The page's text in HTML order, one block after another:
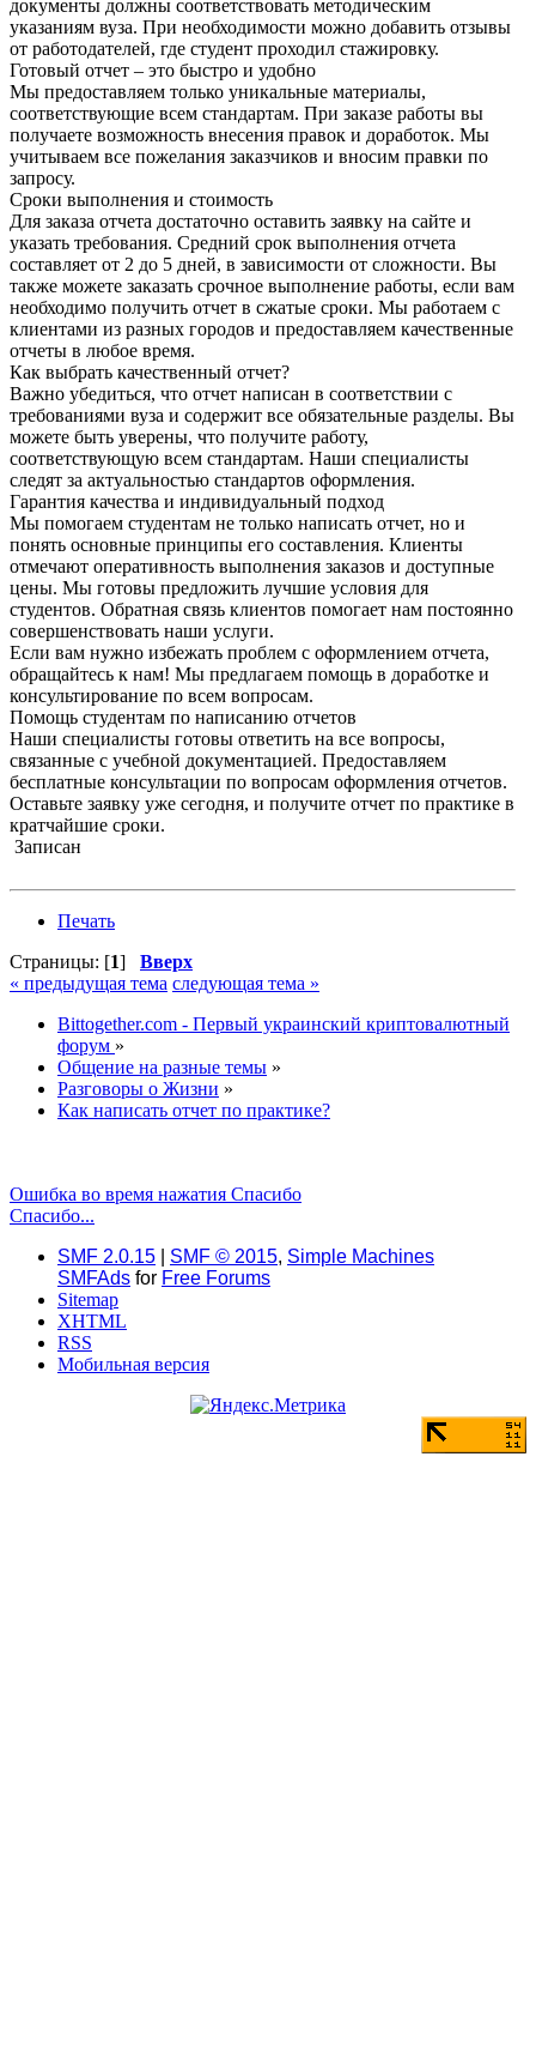
документы должны соответствовать методическим
указаниям вуза. При необходимости можно добавить отзывы
от работодателей, где студент проходил стажировку.
Готовый отчет – это быстро и удобно
Мы предоставляем только уникальные материалы,
соответствующие всем стандартам. При заказе работы вы
получаете возможность внесения правок и доработок. Мы
учитываем все пожелания заказчиков и вносим правки по
запросу.
Сроки выполнения и стоимость
Для заказа отчета достаточно оставить заявку на сайте и
указать требования. Средний срок выполнения отчета
составляет от 2 до 5 дней, в зависимости от сложности. Вы
также можете заказать срочное выполнение работы, если вам
необходимо получить отчет в сжатые сроки. Мы работаем с
клиентами из разных городов и предоставляем качественные
отчеты в любое время.
Как выбрать качественный отчет?
Важно убедиться, что отчет написан в соответствии с
требованиями вуза и содержит все обязательные разделы. Вы
можете быть уверены, что получите работу,
соответствующую всем стандартам. Наши специалисты
следят за актуальностью стандартов оформления.
Гарантия качества и индивидуальный подход
Мы помогаем студентам не только написать отчет, но и
понять основные принципы его составления. Клиенты
отмечают оперативность выполнения заказов и доступные
цены. Мы готовы предложить лучшие условия для
студентов. Обратная связь клиентов помогает нам постоянно
совершенствовать наши услуги.
Если вам нужно избежать проблем с оформлением отчета,
обращайтесь к нам! Мы предлагаем помощь в доработке и
консультирование по всем вопросам.
Помощь студентам по написанию отчетов
Наши специалисты готовы ответить на все вопросы,
связанные с учебной документацией. Предоставляем
бесплатные консультации по вопросам оформления отчетов.
Оставьте заявку уже сегодня, и получите отчет по практике в
кратчайшие сроки.
Записан
Печать
Страницы: [1] Вверх
« предыдущая тема следующая тема »
Bittogether.com - Первый украинский криптовалютный
форум »
Общение на разные темы »
Разговоры о Жизни »
Как написать отчет по практике?
Ошибка во время нажатия Спасибо
Спасибо...
SMF 2.0.15
SMF © 2015, Simple Machines
SMFAds for Free Forums
Sitemap
XHTML
RSS
Мобильная версия